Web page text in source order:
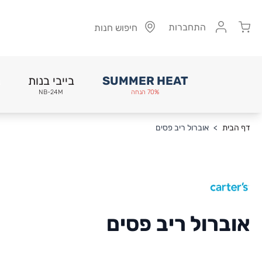
Cart התחברות חיפוש חנות
SUMMER HEAT
70% הנחה
בייבי בנות
NB-24M
דף הבית > אוברול ריב פסים
אוברול ריב פסים